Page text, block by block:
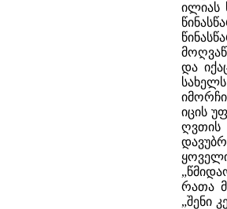
ილიას
და
იცის
ღვთის
რათა
„შენი